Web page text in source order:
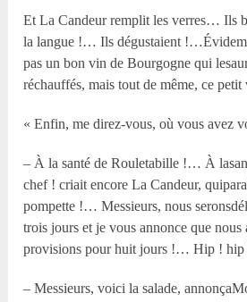
Et La Candeur remplit les verres… Ils
la langue !… Ils dégustaient
pas un bon vin de Bourgogne qui
réchauffés, mais tout de même, ce
« Enfin, me direz-vous, où vous avez
– À la santé de Rouletabille !… À
chef ! criait encore La Candeur,
pompette !… Messieurs, nous
trois jours et je vous annonce que nous
provisions pour huit jours !… Hip !
– Messieurs, voici la salade,